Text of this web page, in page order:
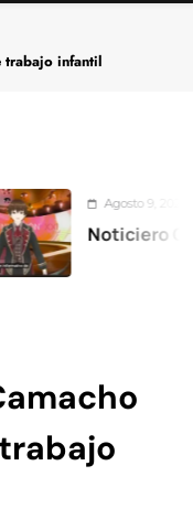
trabajo infantil
Agosto 9, 2026
Noticiero